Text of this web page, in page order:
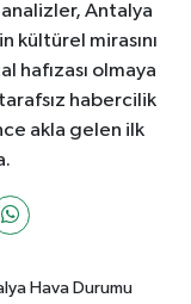
Antalya
kültürel mirasını
hafızası olmaya
habercilik
akla gelen ilk
Hava Durumu